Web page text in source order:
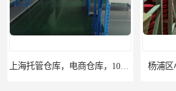
杨浦区